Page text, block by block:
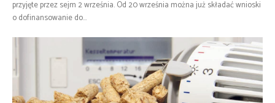
przyjęte przez sejm 2 września. Od 20 września można już składać wnioski
o dofinansowanie do...